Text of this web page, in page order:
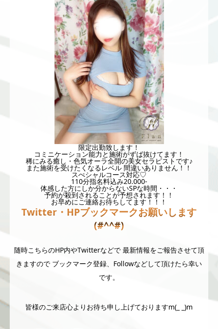
限定出勤致します！
コミニケーション能力と施術がずば抜けてます！
稀にみる癒し・色気オーラ全開の美女セラピストです♪
また施術を受けたくなるレベル 間違いありません！！
スぺシャルコース対応♡
110分指名料込み20.000-
体感した方にしか分からないSPな時間・・・
予約が殺到されることが予想されます！！
お早めにご連絡お待ちしてます！！！
Twitter・HPブックマークお願いします
(#^^#)
随時こちらのHP内やTwitterなどで 最新情報をご報告させて頂
きますので ブックマーク登録、Followなどして頂けたら幸い
です。
皆様のご来店心よりお待ち申し上げておりますm(_ _)m